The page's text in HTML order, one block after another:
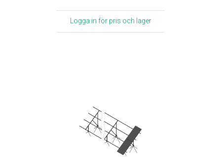
Logga in för pris och lager